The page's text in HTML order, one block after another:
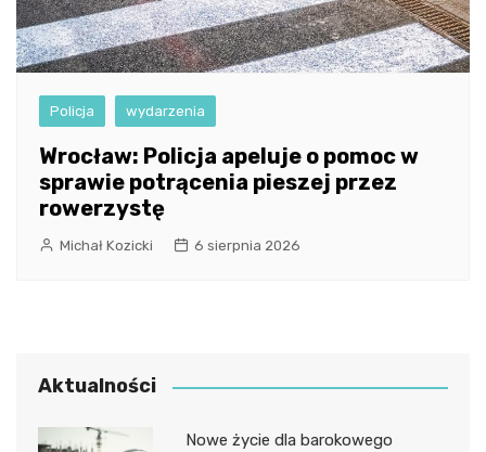
Policja wydarzenia
Wrocław: Policja apeluje o pomoc w
sprawie potrącenia pieszej przez
rowerzystę
Michał Kozicki 6 sierpnia 2026
Aktualności
Nowe życie dla barokowego